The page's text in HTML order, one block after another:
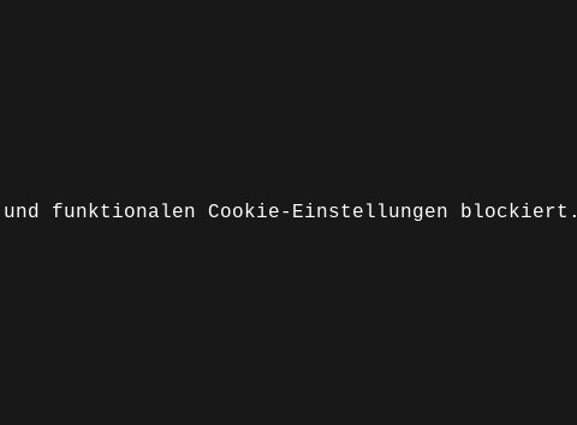
und funktionalen Cookie-Einstellungen blockiert.